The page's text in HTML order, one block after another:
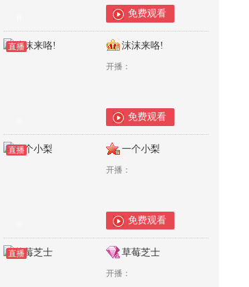
免费观看
直播 沫沫来咯!
开播：
免费观看
直播 一个小梨
开播：
免费观看
直播 草莓芝士
开播：